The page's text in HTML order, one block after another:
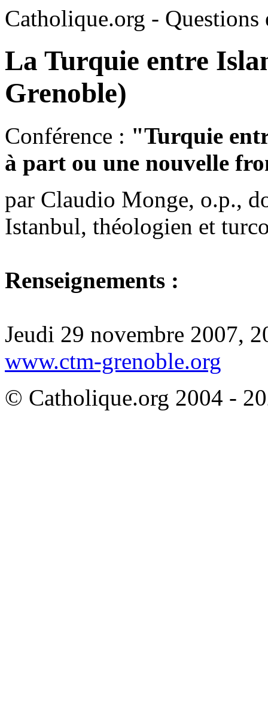
Catholique.org - Questions
La Turquie entre
Grenoble)
Conférence : "Turquie
à part ou une nouvelle
par Claudio Monge, o.p.,
Istanbul, théologien et
Renseignements :
Jeudi 29 novembre 2007,
www.ctm-grenoble.org
© Catholique.org 2004 -